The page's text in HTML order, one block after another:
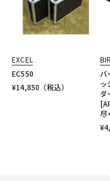
EXCEL
EC550
¥14,850 （税込）
バ
ッ
ダ
尽
¥